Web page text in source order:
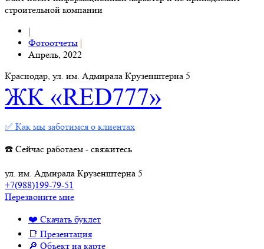
строительной компании
|
Фотоотчеты |
Апрель, 2022
Краснодар, ул. им. Адмирала Крузенштерна 5
ЖК «RED777»
✅ Как мы заботимся о клиентах
☎️ Сейчас работаем - свяжитесь
ул. им. Адмирала Крузенштерна 5
+7(988)199-79-51
Перезвоните мне
❤️ Скачать буклет
📑 Презентация
🔎 Объект на карте